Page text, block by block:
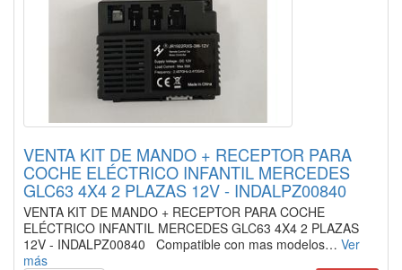
VENTA KIT DE MANDO + RECEPTOR PARA
COCHE ELÉCTRICO INFANTIL MERCEDES
GLC63 4X4 2 PLAZAS 12V - INDALPZ00840
VENTA KIT DE MANDO + RECEPTOR PARA COCHE
ELÉCTRICO INFANTIL MERCEDES GLC63 4X4 2 PLAZAS
12V - INDALPZ00840 Compatible con mas modelos… Ver
más